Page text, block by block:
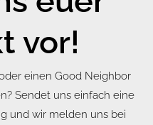
vor!
einen Good Neighbor
Sendet uns einfach eine
und wir melden uns bei